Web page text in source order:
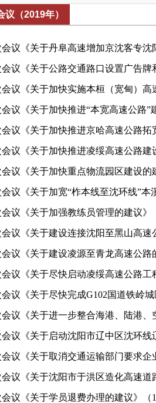
（2019年）
议《关于丹阜高速增加京沈客专沈
议《关于公路交通路口设置广告牌
议《关于加快实施本桓（宽甸）高
议《关于加快推进“本宽高速公路”
议《关于加快推进京哈高速公路拓
议《关于加快推进凌绥高速公路建
议《关于加快重点物流园区建设的
议《关于加宽“柞本线至沈环线”本
议《关于加强教练员管理的建议》
议《关于建设连接沈阳至黑山高速
议《关于建设凌源至青龙高速公路
议《关于尽快启动凌绥高速公路工
议《关于尽快完成G102国道铁岭
议《关于进一步整合海港、陆港、
议《关于启动沈阳市辽中区沈环线
议《关于取消交通运输部门要求企
议《关于沈阳市于洪区造化高速道
议《关于学员退费办理的建议》（